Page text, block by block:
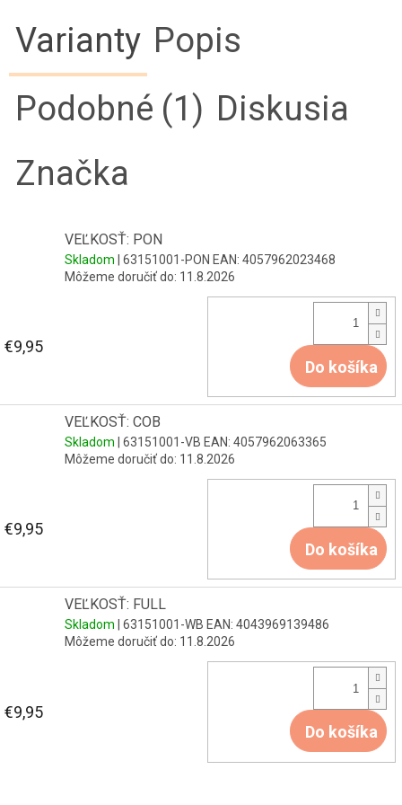
Varianty Popis
Podobné (1) Diskusia
Značka
VEĽKOSŤ: PON
Skladom | 63151001-PON EAN: 4057962023468
Môžeme doručiť do: 11.8.2026
€9,95
Do košíka
VEĽKOSŤ: COB
Skladom | 63151001-VB EAN: 4057962063365
Môžeme doručiť do: 11.8.2026
€9,95
Do košíka
VEĽKOSŤ: FULL
Skladom | 63151001-WB EAN: 4043969139486
Môžeme doručiť do: 11.8.2026
€9,95
Do košíka